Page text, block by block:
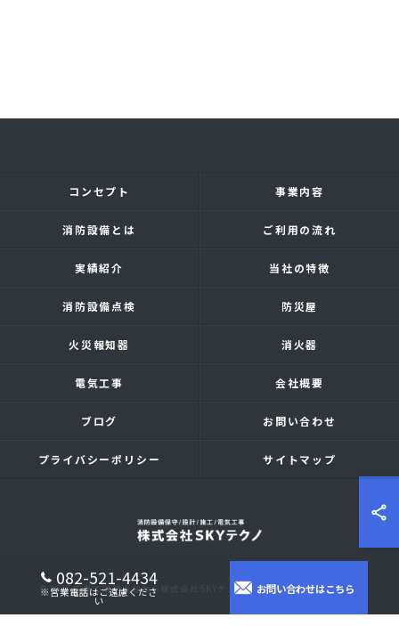
082-521-4434
※営業電話はご遠慮くださ
い
お問い合わせはこちら
コンセプト 事業内容
消防設備とは ご利用の流れ
実績紹介 当社の特徴
消防設備点検 防災屋
火災報知器 消火器
電気工事 会社概要
ブログ お問い合わせ
プライバシーポリシー サイトマップ
© 2026 広島の消防点検なら株式会社SKYテクノ ALL RIGHTS RESERVED.